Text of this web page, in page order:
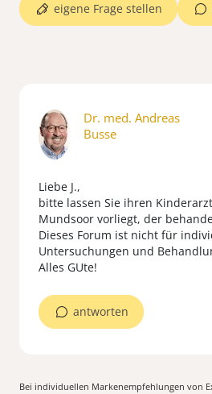
eigene Frage stellen
Dr. med. Andreas
Busse
Liebe J.,
bitte lassen Sie ihren
Mundsoor vorliegt, der
Dieses Forum ist nicht für
Untersuchungen und
Alles GUte!
antworten
Bei individuellen Markenempfehlungen von